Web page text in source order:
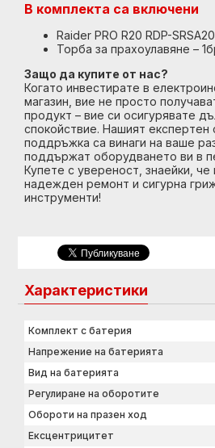
В комплекта са включени
Raider PRO R20 RDP-SRSA20
Торба за прахоулавяне –
Защо да купите от нас?
Когато инвестирате в
магазин, вие не просто
продукт – вие си осигурявате
спокойствие. Нашият експертен
поддръжка са винаги на ваше
поддържат оборудването ви в
Купете с увереност, знаейки, че
надежден ремонт и сигурна
инструменти!
Характеристики
Комплект с батерия
Напрежение на батерията
Вид на батерията
Регулиране на оборотите
Обороти на празен ход
Ексцентрицитет